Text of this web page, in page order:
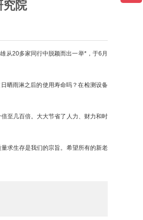
究院
从20多家同行中脱颖而出一举*，于6月
晒雨淋之后的使用寿命吗？在检测设备
至几百倍。大大节省了人力、财力和时
求生存是我们的宗旨。希望所有的新老